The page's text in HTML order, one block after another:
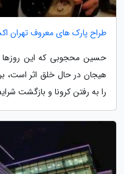
طراح پارک های معروف تهران
هیجان در حال خلق اثر است،
را به رفتن کرونا و بازگشت